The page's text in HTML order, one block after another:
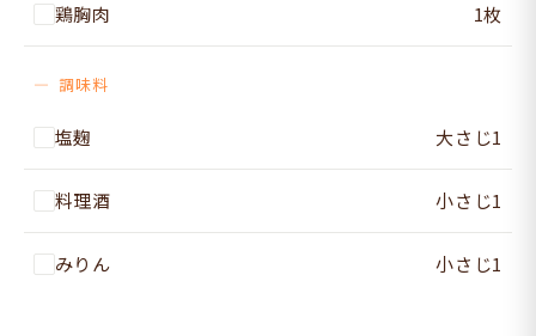
鶏胸肉 1枚
調味料
塩麹 大さじ1
料理酒 小さじ1
みりん 小さじ1